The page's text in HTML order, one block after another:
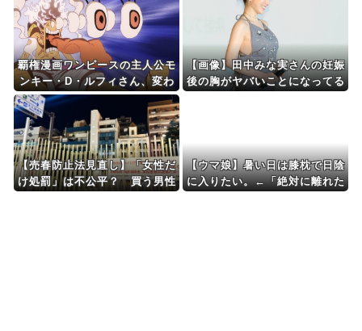
Powered by livedoor 相互RSS
覇権漫画ワンピースの主人公モ
ンキー・D・ルフィさん、変わ
り果てた姿で発見される・・・
【画像】田中みな実さんの妊娠
後の胸がヤバいことになってる
【売春防止法見直し】「女性だ
け処罰」は不公平？ 買う男性
【ウマ娘】暑い日は膝枕で日陰
に入りたい。←「絶対に離れた